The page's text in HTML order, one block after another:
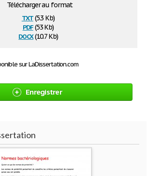
Télécharger au format
txt(5.3 Kb)
pdf(53 Kb)
docx(10.7 Kb)
sur LaDissertation.com
Enregistrer